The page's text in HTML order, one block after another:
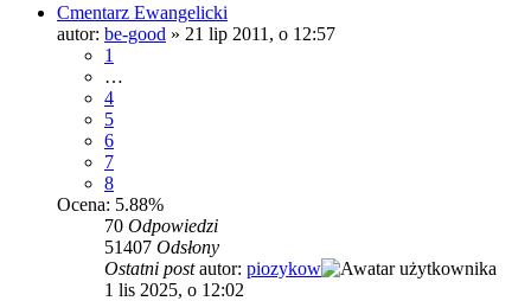
Cmentarz Ewangelicki
autor: be-good » 21 lip 2011, o 12:57
1
…
4
5
6
7
8
Ocena: 5.88%
70 Odpowiedzi
51407 Odsłony
Ostatni postautor: piozykow
1 lis 2025, o 12:02